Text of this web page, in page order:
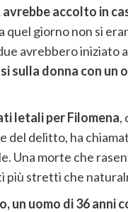
avrebbe accolto in
quel giorno non si
avrebbero iniziato
sulla donna con
letali per Filomena,
del delitto, ha
Una morte che
più stretti che
un uomo di 36 anni